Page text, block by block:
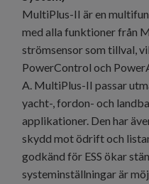
MultiPlus-II är en
med alla funktioner från
strömsensor som tillval,
PowerControl och
A. MultiPlus-II passar
yacht-, fordon- och
applikationer. Den har
skydd mot ödrift och
godkänd för ESS ökar
systeminställningar är